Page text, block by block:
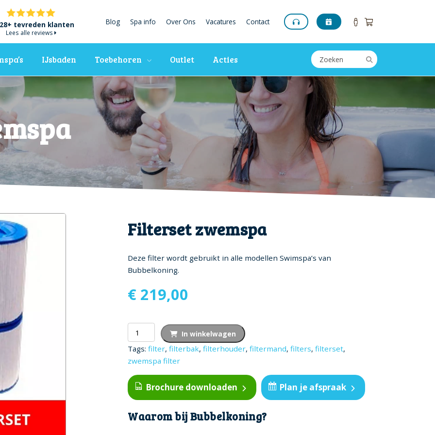
tevreden klanten
Lees alle reviews
Blog Spa info Over Ons Vacatures Contact
IJsbaden Toebehoren Outlet Acties
Filterset zwemspa
Deze filter wordt gebruikt in alle modellen Swimspa’s van
Bubbelkoning.
€ 219,00
Filterset
zwemspa
aantal
In winkelwagen
Tags:filter,filterbak,filterhouder,filtermand,filters,filterset,
zwemspa filter
Brochure downloaden Plan je afspraak
Waarom bij Bubbelkoning?